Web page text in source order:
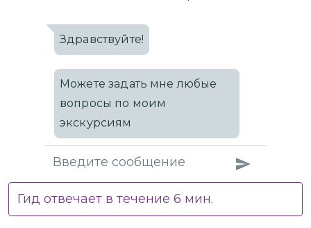
Здравствуйте!
Можете задать мне любые
вопросы по моим
экскурсиям
Гид отвечает в течение 6 мин.